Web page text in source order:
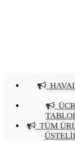
TÜM